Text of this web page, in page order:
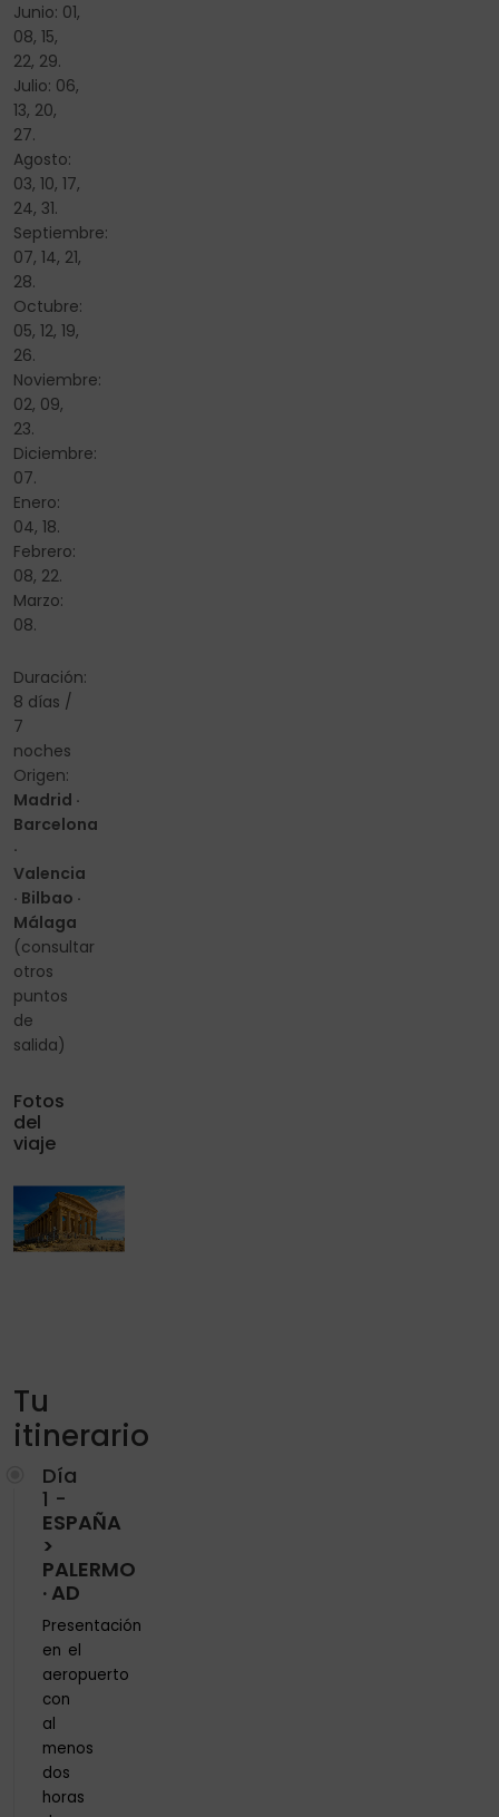
Junio: 01,
08, 15,
22, 29.
Julio: 06,
13, 20,
27.
Agosto:
03, 10, 17,
24, 31.
Septiembre:
07, 14, 21,
28.
Octubre:
05, 12, 19,
26.
Noviembre:
02, 09,
23.
Diciembre:
07.
Enero:
04, 18.
Febrero:
08, 22.
Marzo:
08.
Duración:
8 días /
7
noches
Origen:
Madrid ·
Barcelona
·
Valencia
· Bilbao ·
Málaga
(consultar
otros
puntos
de
salida)
Fotos
del
viaje
Tu
itinerario
Día
1 -
ESPAÑA
>
PALERMO
· AD
Presentación
en el
aeropuerto
con
al
menos
dos
horas